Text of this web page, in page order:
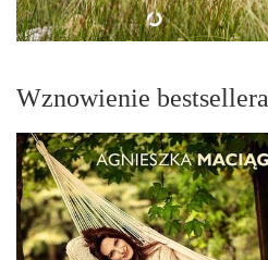
Wznowienie bestsellera